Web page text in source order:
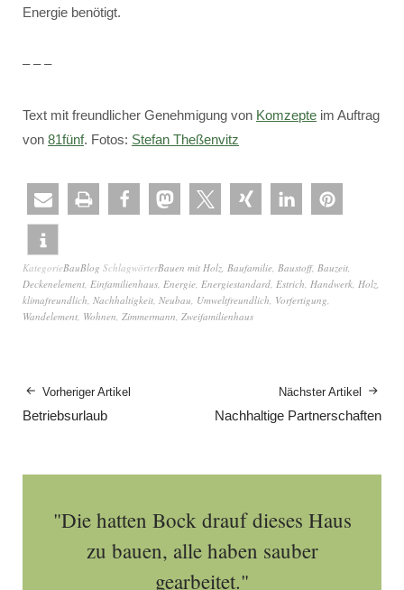
Energie benötigt.
– – –
Text mit freundlicher Genehmigung von Komzepte im Auftrag
von 81fünf. Fotos: Stefan Theßenvitz
KategorieBauBlog SchlagwörterBauen mit Holz, Baufamilie, Baustoff, Bauzeit,
Deckenelement, Einfamilienhaus, Energie, Energiestandard, Estrich, Handwerk, Holz,
klimafreundlich, Nachhaltigkeit, Neubau, Umweltfreundlich, Vorfertigung,
Wandelement, Wohnen, Zimmermann, Zweifamilienhaus
Vorheriger Artikel
Betriebsurlaub
Nächster Artikel
Nachhaltige Partnerschaften
"Die hatten Bock drauf dieses Haus
zu bauen, alle haben sauber
gearbeitet."